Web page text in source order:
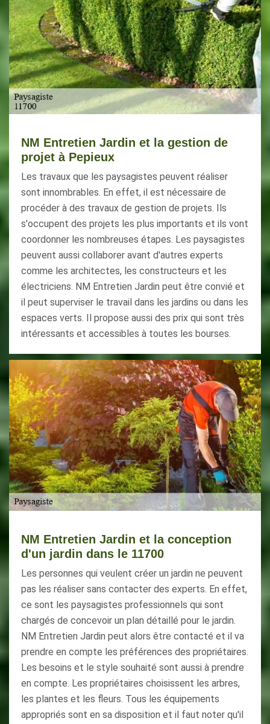
NM Entretien Jardin et la gestion de
projet à Pepieux
Les travaux que les paysagistes peuvent réaliser
sont innombrables. En effet, il est nécessaire de
procéder à des travaux de gestion de projets. Ils
s'occupent des projets les plus importants et ils vont
coordonner les nombreuses étapes. Les paysagistes
peuvent aussi collaborer avant d'autres experts
comme les architectes, les constructeurs et les
électriciens. NM Entretien Jardin peut être convié et
il peut superviser le travail dans les jardins ou dans les
espaces verts. Il propose aussi des prix qui sont très
intéressants et accessibles à toutes les bourses.
NM Entretien Jardin et la conception
d'un jardin dans le 11700
Les personnes qui veulent créer un jardin ne peuvent
pas les réaliser sans contacter des experts. En effet,
ce sont les paysagistes professionnels qui sont
chargés de concevoir un plan détaillé pour le jardin.
NM Entretien Jardin peut alors être contacté et il va
prendre en compte les préférences des propriétaires.
Les besoins et le style souhaité sont aussi à prendre
en compte. Les propriétaires choisissent les arbres,
les plantes et les fleurs. Tous les équipements
appropriés sont en sa disposition et il faut noter qu'il